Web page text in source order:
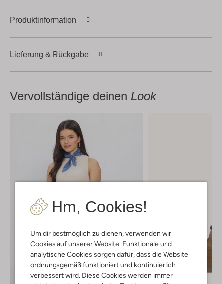
Hm, Cookies!
Um dir bestmöglich zu dienen, verwenden wir
Cookies auf unserer Website. Funktionale und
analytische Cookies sorgen dafür, dass die Website
ordnungsgemäß funktioniert und kontinuierlich
verbessert wird. Diese Cookies werden immer
Produktinformation
Lieferung & Rückgabe
Vervollständige deinen Look